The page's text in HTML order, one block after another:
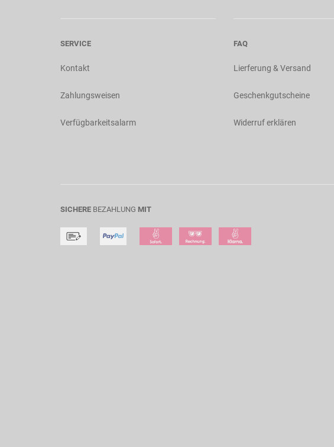
SERVICE
Kontakt
Zahlungsweisen
Verfügbarkeitsalarm
FAQ
Lierferung & Versand
Geschenkgutscheine
Widerruf erklären
SICHERE BEZAHLUNG MIT